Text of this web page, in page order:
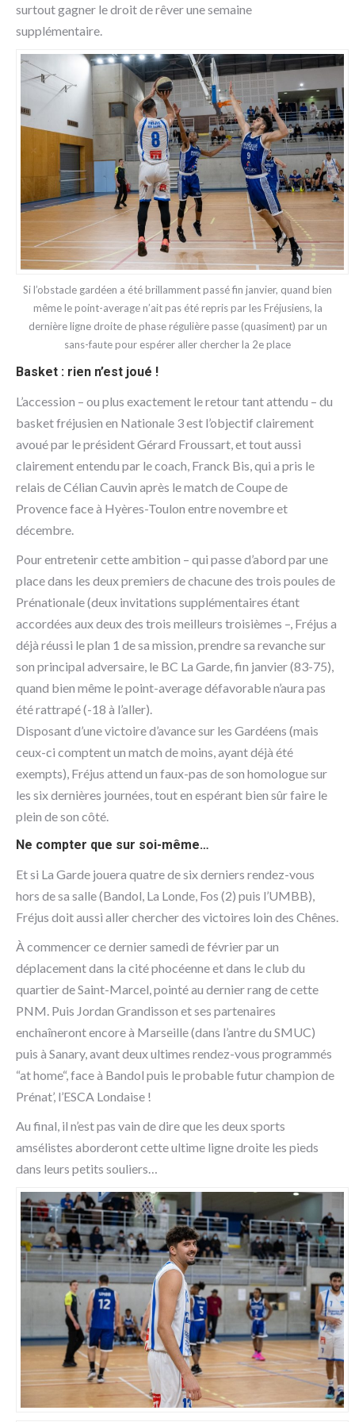
surtout gagner le droit de rêver une semaine
supplémentaire.
Si l’obstacle gardéen a été brillamment passé fin janvier, quand bien
même le point-average n’ait pas été repris par les Fréjusiens, la
dernière ligne droite de phase régulière passe (quasiment) par un
sans-faute pour espérer aller chercher la 2e place
Basket : rien n’est joué !
L’accession – ou plus exactement le retour tant attendu – du
basket fréjusien en Nationale 3 est l’objectif clairement
avoué par le président Gérard Froussart, et tout aussi
clairement entendu par le coach, Franck Bis, qui a pris le
relais de Célian Cauvin après le match de Coupe de
Provence face à Hyères-Toulon entre novembre et
décembre.
Pour entretenir cette ambition – qui passe d’abord par une
place dans les deux premiers de chacune des trois poules de
Prénationale (deux invitations supplémentaires étant
accordées aux deux des trois meilleurs troisièmes –, Fréjus a
déjà réussi le plan 1 de sa mission, prendre sa revanche sur
son principal adversaire, le BC La Garde, fin janvier (83-75),
quand bien même le point-average défavorable n’aura pas
été rattrapé (-18 à l’aller).
Disposant d’une victoire d’avance sur les Gardéens (mais
ceux-ci comptent un match de moins, ayant déjà été
exempts), Fréjus attend un faux-pas de son homologue sur
les six dernières journées, tout en espérant bien sûr faire le
plein de son côté.
Ne compter que sur soi-même…
Et si La Garde jouera quatre de six derniers rendez-vous
hors de sa salle (Bandol, La Londe, Fos (2) puis l’UMBB),
Fréjus doit aussi aller chercher des victoires loin des Chênes.
À commencer ce dernier samedi de février par un
déplacement dans la cité phocéenne et dans le club du
quartier de Saint-Marcel, pointé au dernier rang de cette
PNM. Puis Jordan Grandisson et ses partenaires
enchaîneront encore à Marseille (dans l’antre du SMUC)
puis à Sanary, avant deux ultimes rendez-vous programmés
“at home“, face à Bandol puis le probable futur champion de
Prénat’, l’ESCA Londaise !
Au final, il n’est pas vain de dire que les deux sports
amsélistes aborderont cette ultime ligne droite les pieds
dans leurs petits souliers…